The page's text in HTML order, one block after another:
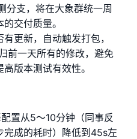
分支，将在大象群统一周
交付质量。
更新，自动触发打包，
前一天所有的修改，避免
版本测试有效性。
置从5～10分钟（同事反
完成的耗时）降低到45s左